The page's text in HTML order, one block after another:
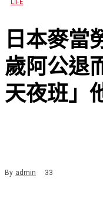
LIFE
日本麥當
歲阿公
天夜班」
By admin 33